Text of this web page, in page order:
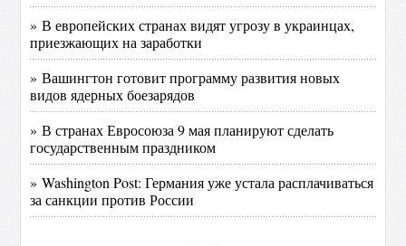
» В европейских странах видят угрозу в украинцах,
приезжающих на заработки
» Вашингтон готовит программу развития новых
видов ядерных боезарядов
» В странах Евросоюза 9 мая планируют сделать
государственным праздником
» Washington Post: Германия уже устала расплачиваться
за санкции против России